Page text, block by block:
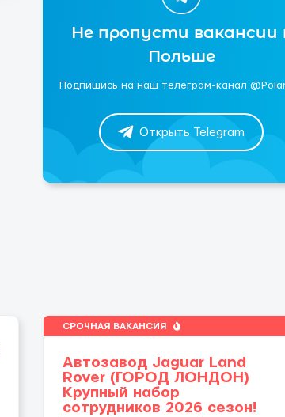
Не пропусти вакансии
Польше
Подпишись на наш телеграм-канал
Открыть Telegram
СРОЧНАЯ ВАКАНСИЯ
Автозавод Jaguar Land
Rover (ГОРОД ЛОНДОН)
Крупный набор
сотрудников 2026 сезон!